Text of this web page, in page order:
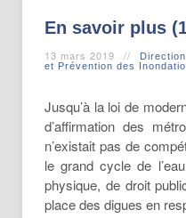
En savoir plus
13 mars 2019
et Prévention des
Jusqu’à la loi de
d’affirmation des
n’existait pas de
le grand cycle de
physique, de droit
place des digues en